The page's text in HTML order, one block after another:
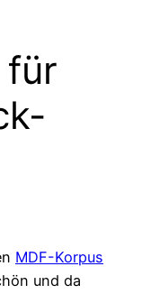
für
MDF-Korpus
und da